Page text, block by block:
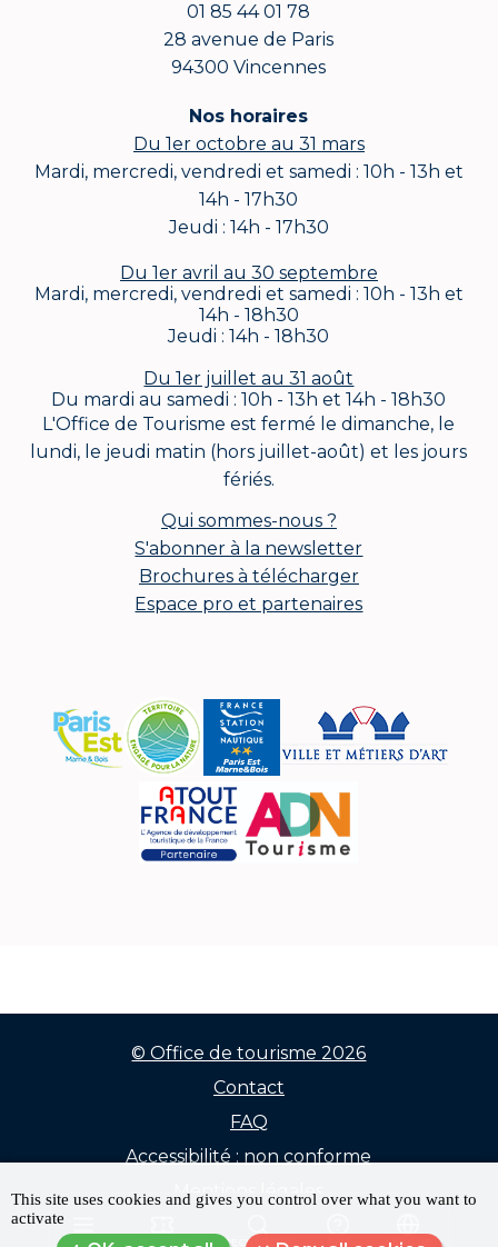
01 85 44 01 78
28 avenue de Paris
94300 Vincennes
Nos horaires
Du 1er octobre au 31 mars
Mardi, mercredi, vendredi et samedi : 10h - 13h et
14h - 17h30
Jeudi : 14h - 17h30
Du 1er avril au 30 septembre
Mardi, mercredi, vendredi et samedi : 10h - 13h et
14h - 18h30
Jeudi : 14h - 18h30
Du 1er juillet au 31 août
Du mardi au samedi : 10h - 13h et 14h - 18h30
L'Office de Tourisme est fermé le dimanche, le
lundi, le jeudi matin (hors juillet-août) et les jours
fériés.
Qui sommes-nous ?
S'abonner à la newsletter
Brochures à télécharger
Espace pro et partenaires
© Office de tourisme 2026
Pied
de
page
Contact
FAQ
Accessibilité : non conforme
Mentions légales
MENU RÉSERVER RECHERCHE FAQ LANGUE
This site uses cookies and gives you control over what you want to
activate